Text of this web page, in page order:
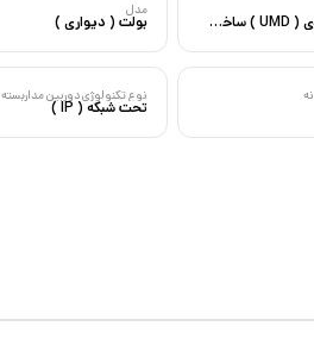
یو ام دی ( UMD ) ساخت کشور چین
مدل
بولت ( دیواری )
نوع تکنولوژی دوربین مداربسته
تحت شبکه ( IP )